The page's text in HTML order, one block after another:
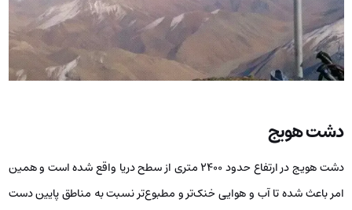
دشت هویج
دشت هویج در ارتفاع حدود 2400 متری از سطح دریا واقع شده است و همین
امر باعث شده تا آب و هوایی خنک‌تر و مطبوع‌تر نسبت به مناطق پایین دست